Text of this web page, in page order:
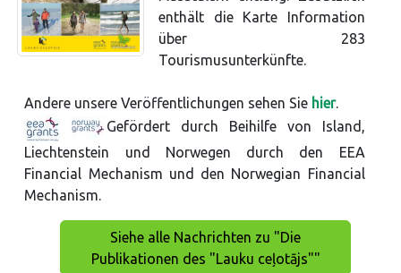
enthält die Karte Information
über 283
Tourismusunterkünfte.
Andere unsere Veröffentlichungen sehen Sie hier.
Gefördert durch Beihilfe von Island,
Liechtenstein und Norwegen durch den EEA
Financial Mechanism und den Norwegian Financial
Mechanism.
Siehe alle Nachrichten zu "Die
Publikationen des "Lauku ceļotājs""